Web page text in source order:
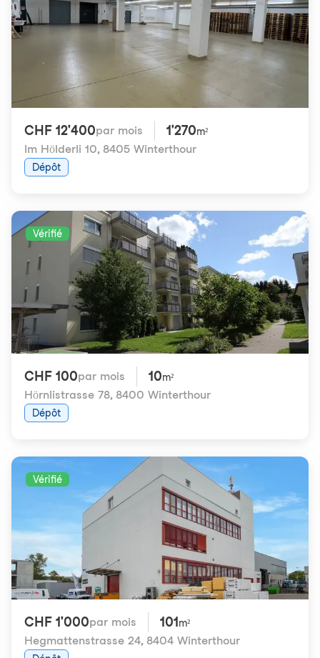
CHF 12'400par mois 1'270m²
Im Hölderli 10, 8405 Winterthour
Dépôt
Vérifié
CHF 100par mois 10m²
Hörnlistrasse 78, 8400 Winterthour
Dépôt
Vérifié
CHF 1'000par mois 101 m²
Hegmattenstrasse 24, 8404 Winterthour